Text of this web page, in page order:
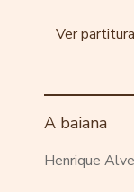
Ver partitura
A baiana
Henrique